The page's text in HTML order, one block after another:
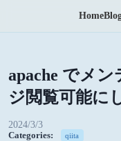
Home
apache でメ
ジ閲覧可能に
2024/3/3
Categories: qiita